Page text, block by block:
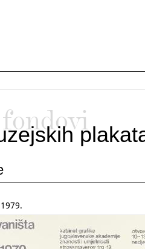
1979.